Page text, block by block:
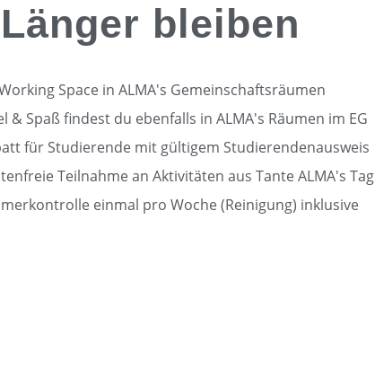
bleiben
Space in ALMA's Gemeinschaftsräumen
& Spaß findest du ebenfalls in ALMA's Räumen im EG
für Studierende mit gültigem Studierendenausweis
Teilnahme an Aktivitäten aus Tante ALMA's Tag
einmal pro Woche (Reinigung) inklusive